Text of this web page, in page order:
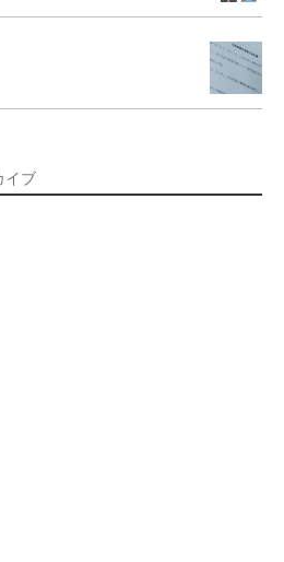
イブ